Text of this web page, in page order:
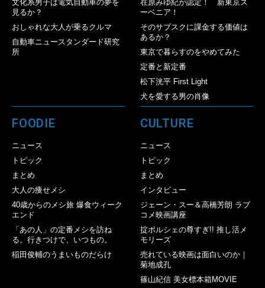
文化系男子は電気自動車の夢を
見るか？
おしゃれな大人が乗るクルマ
自動車ニュースタンダード研究
所
在原みゆ紀が認定！ 新東京ス
ーベニア！
そのサブスクに課金する価値は
あるか？
東京で暮らすのをやめてみた
定番と新定番
松下洸平 First Light
犬を愛する男の肖像
FOODIE
ニュース
トピック
まとめ
大人の痩せメシ
40歳からのメシ旅 爆食ウィーク
エンド
「あの人」の定番メシを訪ね
る。行きつけで、いつもの。
稲田俊輔のうまいものだらけ
CULTURE
ニュース
トピック
まとめ
インタビュー
ジェーン・スー＆高橋芳朗 ラブ
コメ映画講座
掟ポルシェの尊すぎ!! 推し活メ
モリーズ
売れている映画は面白いのか｜
菊地成孔
篠山紀信 美女標本箱MOVIE